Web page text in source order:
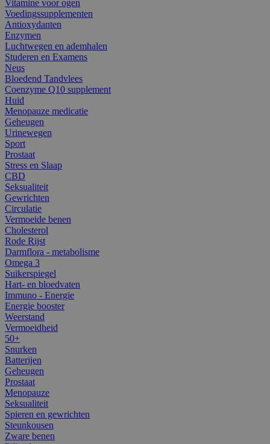
Vitamine voor ogen
Voedingssupplementen
Antioxydanten
Enzymen
Luchtwegen en ademhalen
Studeren en Examens
Neus
Bloedend Tandvlees
Coenzyme Q10 supplement
Huid
Menopauze medicatie
Geheugen
Urinewegen
Sport
Prostaat
Stress en Slaap
CBD
Seksualiteit
Gewrichten
Circulatie
Vermoeide benen
Cholesterol
Rode Rijst
Darmflora - metabolisme
Omega 3
Suikerspiegel
Hart- en bloedvaten
Immuno - Energie
Energie booster
Weerstand
Vermoeidheid
50+
Snurken
Batterijen
Geheugen
Prostaat
Menopauze
Seksualiteit
Spieren en gewrichten
Steunkousen
Zware benen